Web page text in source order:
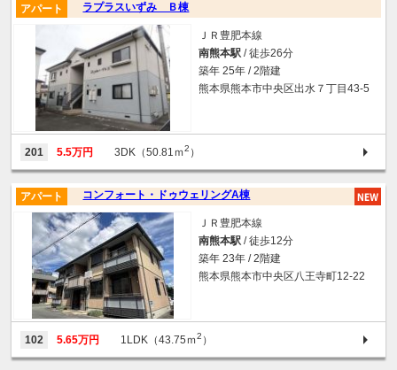
ラプラスいずみ Ｂ棟
アパート
ＪＲ豊肥本線
南熊本駅 / 徒歩26分
築年 25年 / 2階建
熊本県熊本市中央区出水７丁目43-5
201 5.5万円 3DK（50.81ｍ2 ）
コンフォート・ドゥウェリングA棟
アパート
ＪＲ豊肥本線
南熊本駅 / 徒歩12分
築年 23年 / 2階建
熊本県熊本市中央区八王寺町12-22
102 5.65万円 1LDK（43.75ｍ2 ）